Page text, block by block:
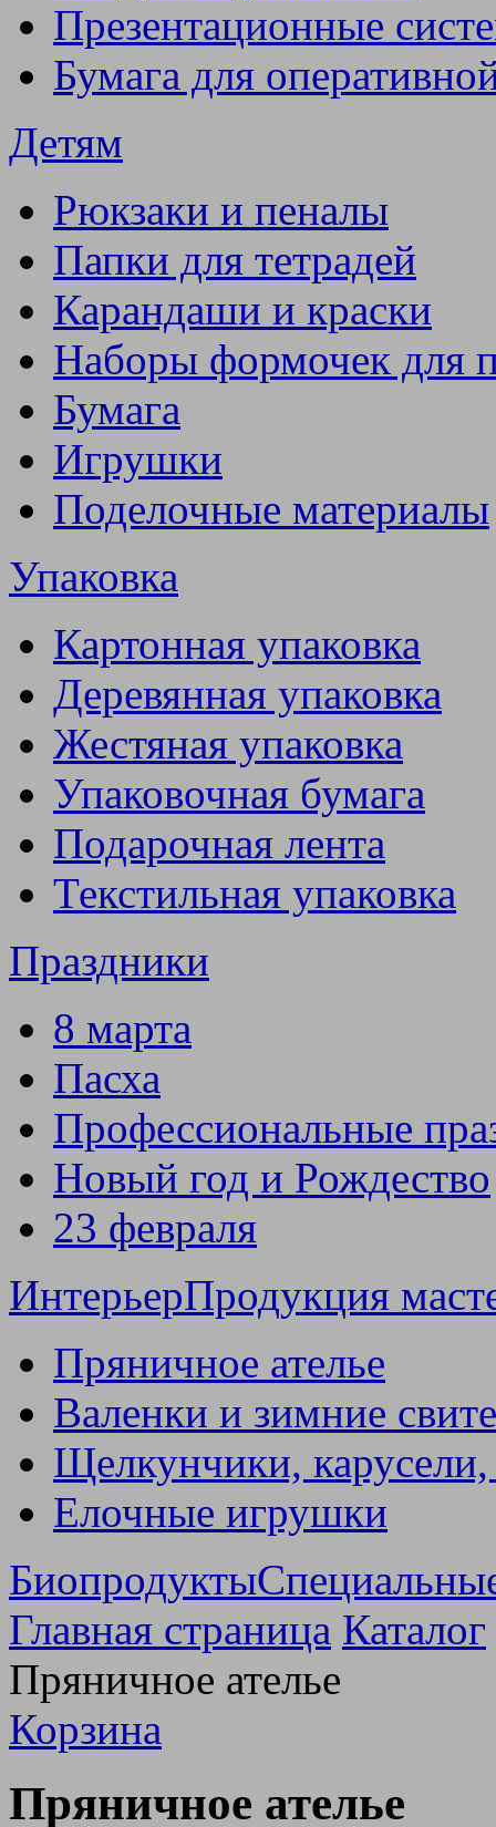
Презентационные
Бумага для
Детям
Рюкзаки и пеналы
Папки для тетрадей
Карандаши и краски
Наборы формочек для
Бумага
Игрушки
Поделочные материалы
Упаковка
Картонная упаковка
Деревянная упаковка
Жестяная упаковка
Упаковочная бумага
Подарочная лента
Текстильная упаковка
Праздники
8 марта
Пасха
Профессиональные
Новый год и Рождество
23 февраля
ИнтерьерПродукция
Пряничное ателье
Валенки и зимние
Щелкунчики, карусели,
Елочные игрушки
Биопродукты
Главная страница Каталог
Пряничное ателье
Корзина
Пряничное ателье